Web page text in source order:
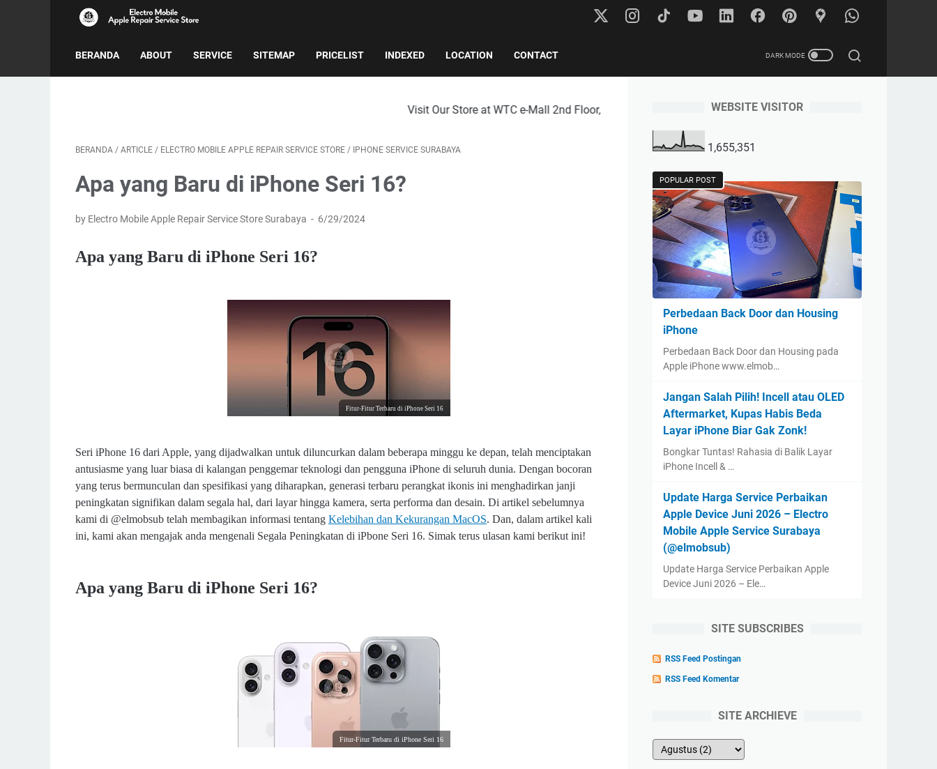
BERANDA ABOUT SERVICE SITEMAP PRICELIST INDEXED LOCATION CONTACT
Visit Our Store at WTC e-Mall 2nd Floor, No. 816, Surabaya City
BERANDA / ARTICLE / ELECTRO MOBILE APPLE REPAIR SERVICE STORE / IPHONE SERVICE SURABAYA
Apa yang Baru di iPhone Seri 16?
by Electro Mobile Apple Repair Service Store Surabaya 6/29/2024
Apa yang Baru di iPhone Seri 16?
Fitur-Fitur Terbaru di iPhone Seri 16
Seri iPhone 16 dari Apple, yang dijadwalkan untuk diluncurkan dalam beberapa minggu ke depan, telah menciptakan
antusiasme yang luar biasa di kalangan penggemar teknologi dan pengguna iPhone di seluruh dunia. Dengan bocoran
yang terus bermunculan dan spesifikasi yang diharapkan, generasi terbaru perangkat ikonis ini menghadirkan janji
peningkatan signifikan dalam segala hal, dari layar hingga kamera, serta performa dan desain. Di artikel sebelumnya
kami di @elmobsub telah membagikan informasi tentang Kelebihan dan Kekurangan MacOS. Dan, dalam artikel kali
ini, kami akan mengajak anda mengenali Segala Peningkatan di iPbone Seri 16. Simak terus ulasan kami berikut ini!
Apa yang Baru di iPhone Seri 16?
Fitur-Fitur Terbaru di iPhone Seri 16
WEBSITE VISITOR
1,655,351
POPULAR POST
Perbedaan Back Door dan Housing
iPhone
Perbedaan Back Door dan Housing pada
Apple iPhone www.elmob…
Jangan Salah Pilih! Incell atau OLED
Aftermarket, Kupas Habis Beda
Layar iPhone Biar Gak Zonk!
Bongkar Tuntas! Rahasia di Balik Layar
iPhone Incell & …
Update Harga Service Perbaikan
Apple Device Juni 2026 – Electro
Mobile Apple Service Surabaya
(@elmobsub)
Update Harga Service Perbaikan Apple
Device Juni 2026 – Ele…
SITE SUBSCRIBES
RSS Feed Postingan
RSS Feed Komentar
SITE ARCHIEVE